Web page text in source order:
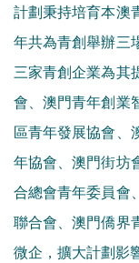
計劃秉持培育本澳
年共為青創舉辦三
三家青創企業為其
會、澳門青年創業
區青年發展協會、
年協會、澳門街坊
合總會青年委員會
聯合會、澳門僑界
微企，擴大計劃影